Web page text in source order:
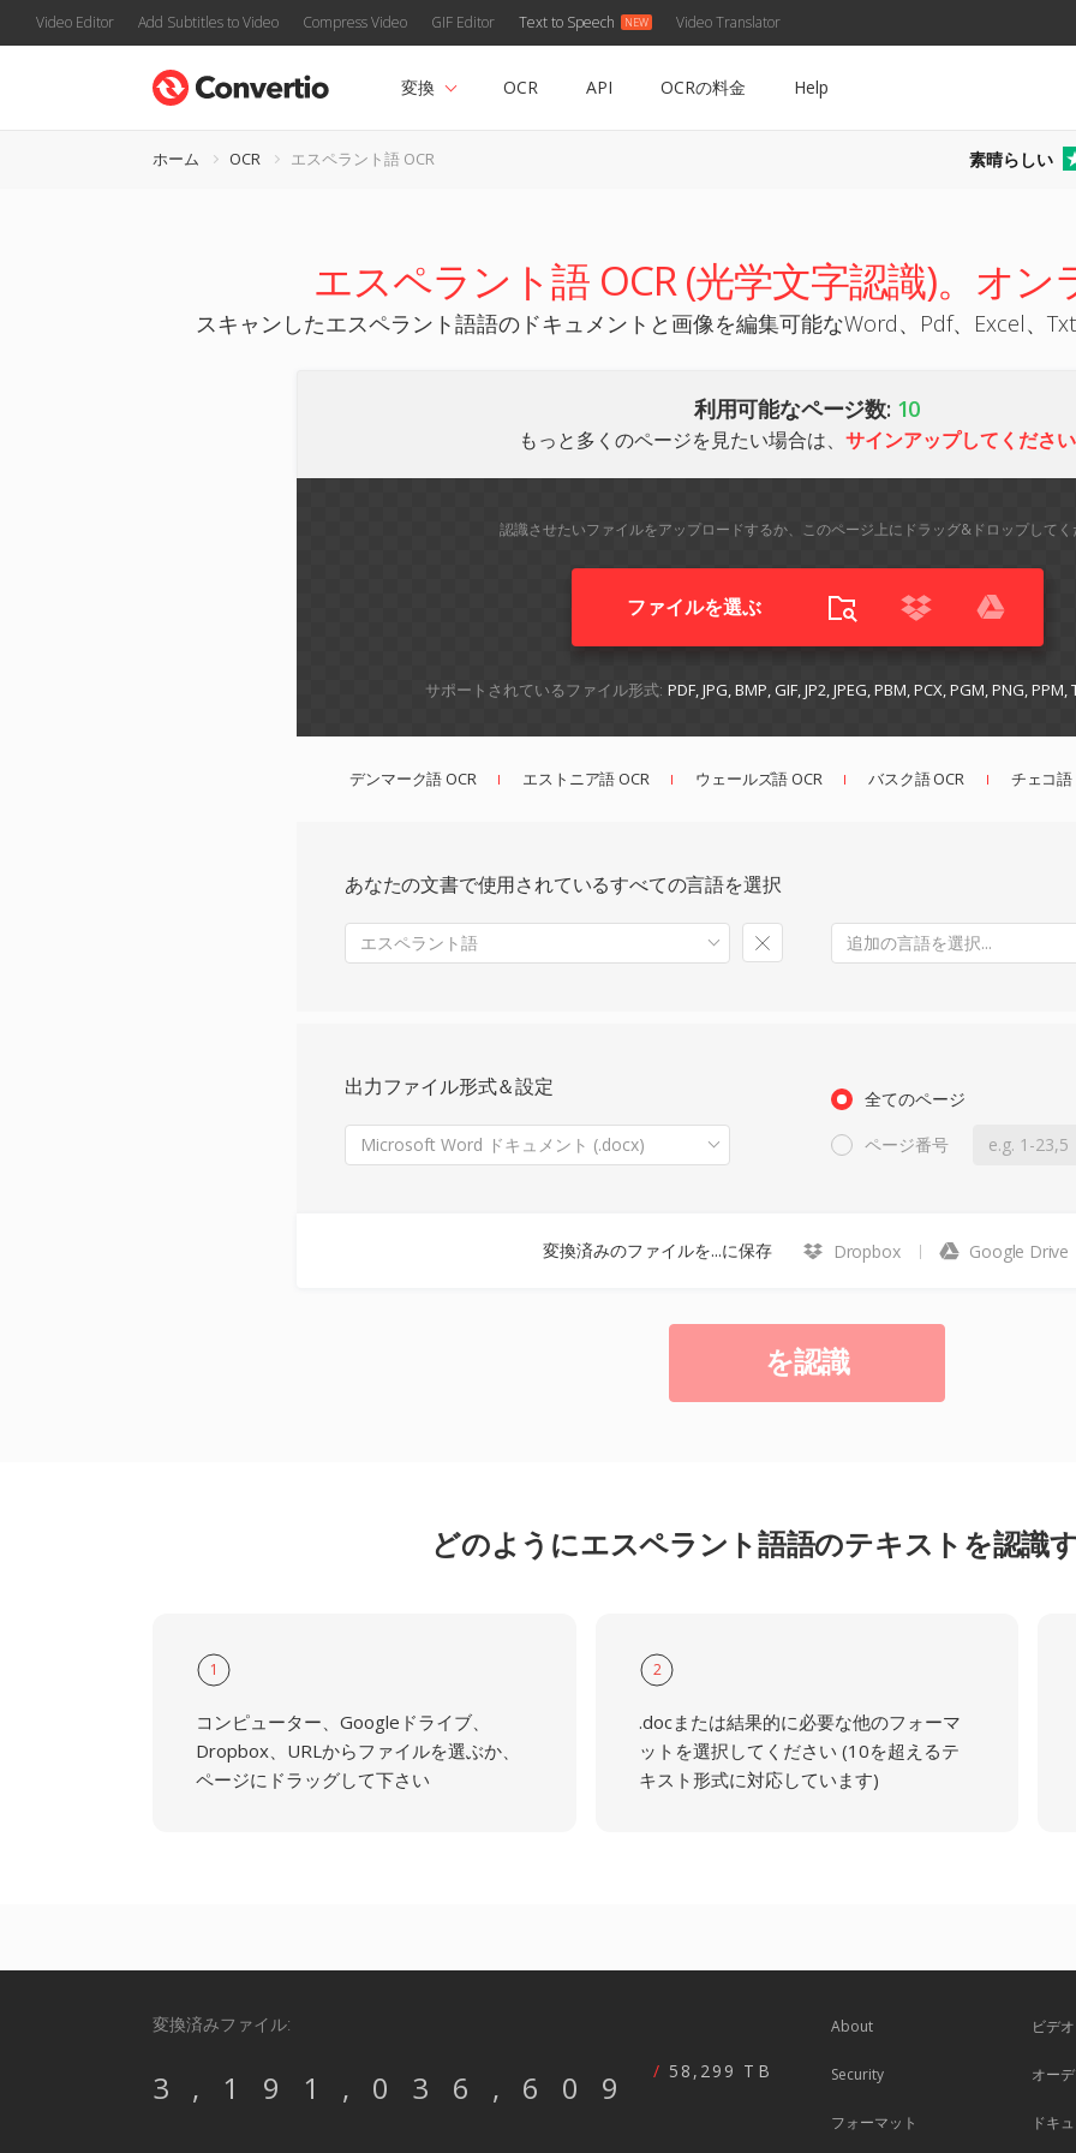
Video Editor Add Subtitles to Video Compress Video GIF Editor Text to Speech Video Translator
変換 OCR API OCRの料金 Help
ホーム OCR エスペラント語 OCR 素晴らしい
エスペラント語 OCR (光学文字認識)。オン
スキャンしたエスペラント語語のドキュメントと画像を編集可能なWord、Pdf、Excel、
利用可能なページ数: 10
もっと多くのページを見たい場合は、 サインアップしてください
認識させたいファイルをアップロードするか、このページ上にドラッグ&ドロップしてく
ファイルを選ぶ
サポートされているファイル形式: PDF, JPG, BMP, GIF, JP2, JPEG, PBM, PCX, PGM, PNG, PPM,
デンマーク語 OCR エストニア語 OCR ウェールズ語 OCR バスク語 OCR チェコ語
あなたの文書で使用されているすべての言語を選択
エスペラント語 追加の言語を選択...
出力ファイル形式＆設定
Microsoft Word ドキュメント (.docx)
全てのページ
ページ番号
変換済みのファイルを...に保存 Dropbox Google Drive
を認識
どのようにエスペラント語語のテキストを認識
1
コンピューター、Googleドライブ、
Dropbox、URLからファイルを選ぶか、
ページにドラッグして下さい
2
.docまたは結果的に必要な他のフォーマ
ットを選択してください (10を超えるテ
キスト形式に対応しています)
変換済みファイル:
3,191,036,609 58,299 TB
About
Security
フォーマット
ビデ
オー
ドキ